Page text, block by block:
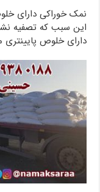
این سبب که تصفیه
دارای خلوص پایینتری